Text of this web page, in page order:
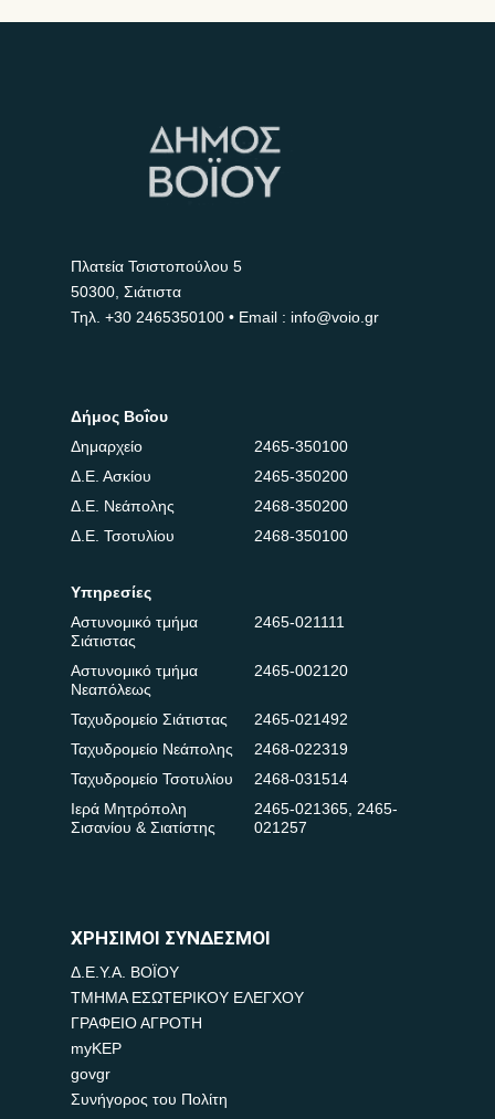
Πλατεία Τσιστοπούλου 5
50300, Σιάτιστα
Τηλ. +30 2465350100 • Email : info@voio.gr
Δήμος Βοΐου
Δημαρχείο
2465-350100
Δ.Ε. Ασκίου
2465-350200
Δ.Ε. Νεάπολης
2468-350200
Δ.Ε. Τσοτυλίου
2468-350100
Υπηρεσίες
Αστυνομικό τμήμα
Σιάτιστας
2465-021111
Αστυνομικό τμήμα
Νεαπόλεως
2465-002120
Ταχυδρομείο Σιάτιστας
2465-021492
Ταχυδρομείο Νεάπολης
2468-022319
Ταχυδρομείο Τσοτυλίου
2468-031514
Ιερά Μητρόπολη
Σισανίου & Σιατίστης
2465-021365, 2465-
021257
ΧΡΗΣΙΜΟΙ ΣΥΝΔΕΣΜΟΙ
Δ.Ε.Υ.Α. ΒΟΪΟΥ
ΤΜΗΜΑ ΕΣΩΤΕΡΙΚΟΥ ΕΛΕΓΧΟΥ
ΓΡΑΦΕΙΟ ΑΓΡΟΤΗ
myKEP
govgr
Συνήγορος του Πολίτη